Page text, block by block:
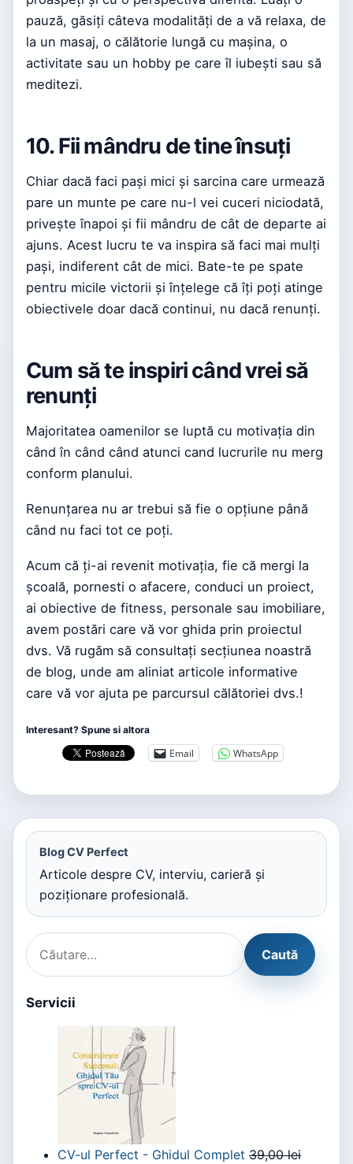
pauză, găsiți câteva modalități de a vă relaxa, de
la un masaj, o călătorie lungă cu mașina, o
activitate sau un hobby pe care îl iubești sau să
meditezi.
10. Fii mândru de tine însuți
Chiar dacă faci pași mici și sarcina care urmează
pare un munte pe care nu-l vei cuceri niciodată,
privește înapoi și fii mândru de cât de departe ai
ajuns. Acest lucru te va inspira să faci mai mulți
pași, indiferent cât de mici. Bate-te pe spate
pentru micile victorii și înțelege că îți poți atinge
obiectivele doar dacă continui, nu dacă renunți.
Cum să te inspiri când vrei să
renunți
Majoritatea oamenilor se luptă cu motivația din
când în când când atunci cand lucrurile nu merg
conform planului.
Renunțarea nu ar trebui să fie o opțiune până
când nu faci tot ce poți.
Acum că ți-ai revenit motivația, fie că mergi la
școală, pornesti o afacere, conduci un proiect,
ai obiective de fitness, personale sau imobiliare,
avem postări care vă vor ghida prin proiectul
dvs. Vă rugăm să consultați secțiunea noastră
de blog, unde am aliniat articole informative
care vă vor ajuta pe parcursul călătoriei dvs.!
Interesant? Spune si altora
Email WhatsApp
Blog CV Perfect
Articole despre CV, interviu, carieră și
poziționare profesională.
Servicii
CV-ul Perfect - Ghidul Complet 39,00lei